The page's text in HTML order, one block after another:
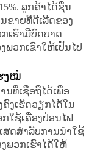
ລູກຄ້າໄດ້ຊື່ນ
ຂາຍທີ່ດີເລີດຂອງ
ເຮົາມີບົດບາດ
ວກເຂົາໃຫ້ເປັນໄປ
ງໝໍ
ນທີ່ເຊື່ອຖືໄດ້ເພື່ອ
ງເຮັດວຽກໄດ້ໃນ
ໃຊ້ເຄື່ອງປ່ອນໄຟ
ສດສຳລັບການນຳໃຊ້
ພວກເຮົາໄດ້ໃຫ້